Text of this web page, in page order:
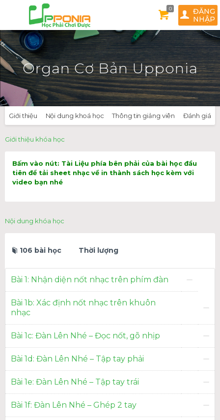
0
ĐĂNG
NHẬP
Organ Cơ Bản Upponia
Giới thiệu Nội dung khoá học Thông tin giảng viên Đánh giá
Giới thiệu khóa học
Bấm vào nút: Tài Liệu phía bên phải của bài học đầu
tiên để tải sheet nhạc về in thành sách học kèm với
video bạn nhé
Nội dung khóa học
106 bài học Thời lượng
Bài 1: Nhận diện nốt nhạc trên phím đàn
Bài 1b: Xác định nốt nhạc trên khuôn
nhạc
Bài 1c: Đàn Lên Nhé – Đọc nốt, gõ nhịp
Bài 1d: Đàn Lên Nhé – Tập tay phải
Bài 1e: Đàn Lên Nhé – Tập tay trái
Bài 1f: Đàn Lên Nhé – Ghép 2 tay